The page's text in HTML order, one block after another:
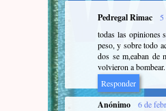
Pedregal Rimac
todas las opiniones
peso, y sobre todo
dos se m,eaban de
volvieron a
Responder
Anónimo
6 de